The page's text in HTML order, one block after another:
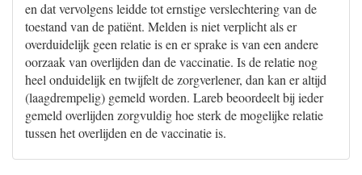
en dat vervolgens leidde tot ernstige verslechtering van de
toestand van de patiënt. Melden is niet verplicht als er
overduidelijk geen relatie is en er sprake is van een andere
oorzaak van overlijden dan de vaccinatie. Is de relatie nog
heel onduidelijk en twijfelt de zorgverlener, dan kan er altijd
(laagdrempelig) gemeld worden. Lareb beoordeelt bij ieder
gemeld overlijden zorgvuldig hoe sterk de mogelijke relatie
tussen het overlijden en de vaccinatie is.